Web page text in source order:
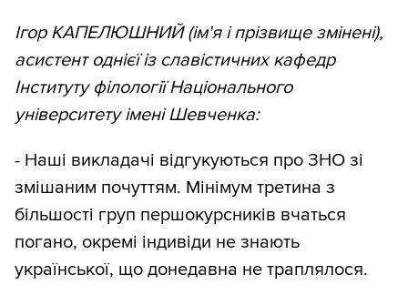
Ігор КАПЕЛЮШНИЙ (ім'я і прізвище змінені),
асистент однієї із славістичних кафедр
Інституту філології Національного
університету імені Шевченка:
- Наші викладачі відгукуються про ЗНО зі
змішаним почуттям. Мінімум третина з
більшості груп першокурсників вчаться
погано, окремі індивіди не знають
української, що донедавна не траплялося.